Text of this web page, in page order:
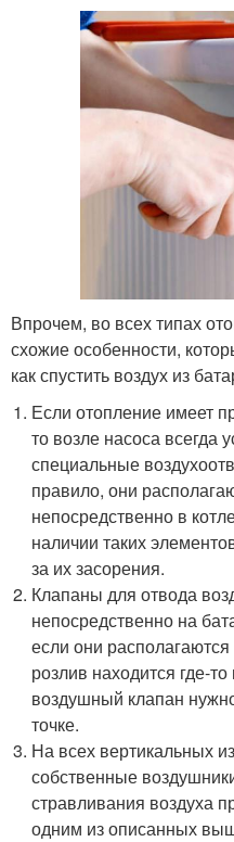
Впрочем, во всех типах
схожие особенности,
как спустить воздух из
Если отопление имеет
то возле насоса всегда
специальные
правило, они
непосредственно в
наличии таких
за их засорения.
Клапаны для отвода
непосредственно на
если они
розлив находится где-
воздушный клапан
точке.
На всех вертикальных
собственные
стравливания воздуха
одним из описанных